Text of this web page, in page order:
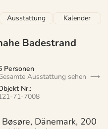
Ausstattung Kalender
Badestrand
Personen
Ausstattung sehen
Nr.:
71-7008
Dänemark, 200